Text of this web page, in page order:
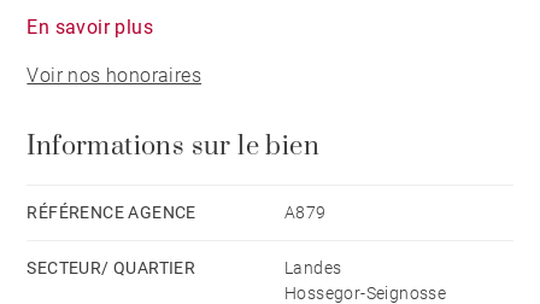
Dans une résidence neuve de 2 étages, découvrez ce
bel appartement de type 3 pièces au deuxième et
vie lumineux ouvrant sur une terrasse de 15 m², de 2
ainsi qu'une place de parking en sous-sol complètent
En savoir plus
Voir nos honoraires
Informations sur le bien
RÉFÉRENCE AGENCE A879
SECTEUR/ QUARTIER
Landes
Hossegor-Seignosse